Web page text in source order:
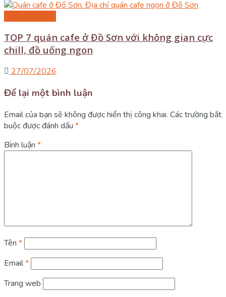
TOP 7 quán cafe ở Đồ Sơn với không gian cực
chill, đồ uống ngon
27/07/2026
Để lại một bình luận
Email của bạn sẽ không được hiển thị công khai. Các trường bắt
buộc được đánh dấu *
Bình luận *
Tên *
Email*
Trang web